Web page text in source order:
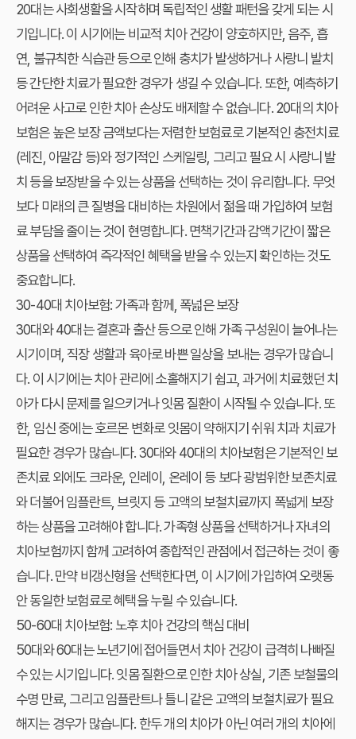
20대는 사회생활을 시작하며 독립적인 생활 패턴을 갖게 되는 시
기입니다. 이 시기에는 비교적 치아 건강이 양호하지만, 음주, 흡
연, 불규칙한 식습관 등으로 인해 충치가 발생하거나 사랑니 발치
등 간단한 치료가 필요한 경우가 생길 수 있습니다. 또한, 예측하기
어려운 사고로 인한 치아 손상도 배제할 수 없습니다. 20대의 치아
보험은 높은 보장 금액보다는 저렴한 보험료로 기본적인 충전치료
(레진, 아말감 등)와 정기적인 스케일링, 그리고 필요 시 사랑니 발
치 등을 보장받을 수 있는 상품을 선택하는 것이 유리합니다. 무엇
보다 미래의 큰 질병을 대비하는 차원에서 젊을 때 가입하여 보험
료 부담을 줄이는 것이 현명합니다. 면책기간과 감액기간이 짧은
상품을 선택하여 즉각적인 혜택을 받을 수 있는지 확인하는 것도
중요합니다.
30-40대 치아보험: 가족과 함께, 폭넓은 보장
30대와 40대는 결혼과 출산 등으로 인해 가족 구성원이 늘어나는
시기이며, 직장 생활과 육아로 바쁜 일상을 보내는 경우가 많습니
다. 이 시기에는 치아 관리에 소홀해지기 쉽고, 과거에 치료했던 치
아가 다시 문제를 일으키거나 잇몸 질환이 시작될 수 있습니다. 또
한, 임신 중에는 호르몬 변화로 잇몸이 약해지기 쉬워 치과 치료가
필요한 경우가 많습니다. 30대와 40대의 치아보험은 기본적인 보
존치료 외에도 크라운, 인레이, 온레이 등 보다 광범위한 보존치료
와 더불어 임플란트, 브릿지 등 고액의 보철치료까지 폭넓게 보장
하는 상품을 고려해야 합니다. 가족형 상품을 선택하거나 자녀의
치아보험까지 함께 고려하여 종합적인 관점에서 접근하는 것이 좋
습니다. 만약 비갱신형을 선택한다면, 이 시기에 가입하여 오랫동
안 동일한 보험료로 혜택을 누릴 수 있습니다.
50-60대 치아보험: 노후 치아 건강의 핵심 대비
50대와 60대는 노년기에 접어들면서 치아 건강이 급격히 나빠질
수 있는 시기입니다. 잇몸 질환으로 인한 치아 상실, 기존 보철물의
수명 만료, 그리고 임플란트나 틀니 같은 고액의 보철치료가 필요
해지는 경우가 많습니다. 한두 개의 치아가 아닌 여러 개의 치아에